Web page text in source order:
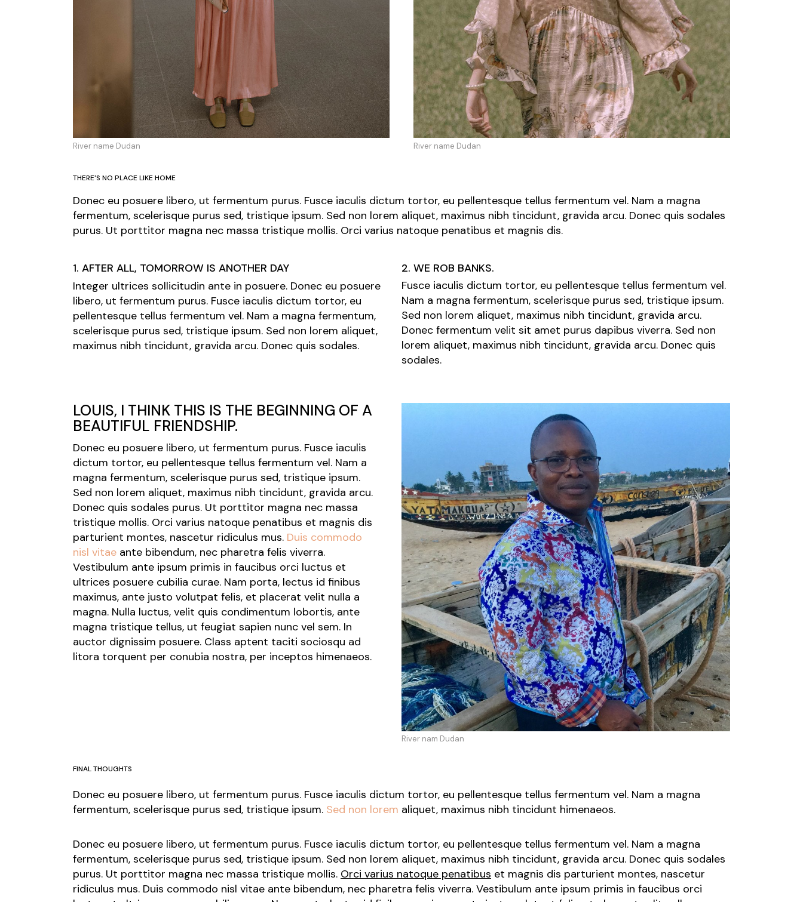
River name Dudan River name Dudan
THERE'S NO PLACE LIKE HOME
Donec eu posuere libero, ut fermentum purus. Fusce iaculis dictum tortor, eu pellentesque tellus fermentum vel. Nam a magna
fermentum, scelerisque purus sed, tristique ipsum. Sed non lorem aliquet, maximus nibh tincidunt, gravida arcu. Donec quis sodales
purus. Ut porttitor magna nec massa tristique mollis. Orci varius natoque penatibus et magnis dis.
1. AFTER ALL, TOMORROW IS ANOTHER DAY
Integer ultrices sollicitudin ante in posuere. Donec eu posuere
libero, ut fermentum purus. Fusce iaculis dictum tortor, eu
pellentesque tellus fermentum vel. Nam a magna fermentum,
scelerisque purus sed, tristique ipsum. Sed non lorem aliquet,
maximus nibh tincidunt, gravida arcu. Donec quis sodales.
2. WE ROB BANKS.
Fusce iaculis dictum tortor, eu pellentesque tellus fermentum vel.
Nam a magna fermentum, scelerisque purus sed, tristique ipsum.
Sed non lorem aliquet, maximus nibh tincidunt, gravida arcu.
Donec fermentum velit sit amet purus dapibus viverra. Sed non
lorem aliquet, maximus nibh tincidunt, gravida arcu. Donec quis
sodales.
LOUIS, I THINK THIS IS THE BEGINNING OF A
BEAUTIFUL FRIENDSHIP.
Donec eu posuere libero, ut fermentum purus. Fusce iaculis
dictum tortor, eu pellentesque tellus fermentum vel. Nam a
magna fermentum, scelerisque purus sed, tristique ipsum.
Sed non lorem aliquet, maximus nibh tincidunt, gravida arcu.
Donec quis sodales purus. Ut porttitor magna nec massa
tristique mollis. Orci varius natoque penatibus et magnis dis
parturient montes, nascetur ridiculus mus. Duis commodo
nisl vitae ante bibendum, nec pharetra felis viverra.
Vestibulum ante ipsum primis in faucibus orci luctus et
ultrices posuere cubilia curae. Nam porta, lectus id finibus
maximus, ante justo volutpat felis, et placerat velit nulla a
magna. Nulla luctus, velit quis condimentum lobortis, ante
magna tristique tellus, ut feugiat sapien nunc vel sem. In
auctor dignissim posuere. Class aptent taciti sociosqu ad
litora torquent per conubia nostra, per inceptos himenaeos.
River nam Dudan
FINAL THOUGHTS
Donec eu posuere libero, ut fermentum purus. Fusce iaculis dictum tortor, eu pellentesque tellus fermentum vel. Nam a magna
fermentum, scelerisque purus sed, tristique ipsum. Sed non lorem aliquet, maximus nibh tincidunt himenaeos.
Donec eu posuere libero, ut fermentum purus. Fusce iaculis dictum tortor, eu pellentesque tellus fermentum vel. Nam a magna
fermentum, scelerisque purus sed, tristique ipsum. Sed non lorem aliquet, maximus nibh tincidunt, gravida arcu. Donec quis sodales
purus. Ut porttitor magna nec massa tristique mollis. Orci varius natoque penatibus et magnis dis parturient montes, nascetur
ridiculus mus. Duis commodo nisl vitae ante bibendum, nec pharetra felis viverra. Vestibulum ante ipsum primis in faucibus orci